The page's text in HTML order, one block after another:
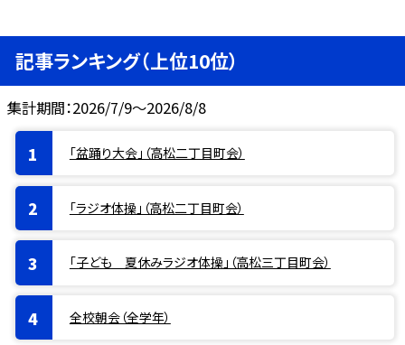
記事ランキング（上位10位）
集計期間：2026/7/9～2026/8/8
「盆踊り大会」（高松二丁目町会）
「ラジオ体操」（高松二丁目町会）
「子ども 夏休みラジオ体操」（高松三丁目町会）
全校朝会（全学年）